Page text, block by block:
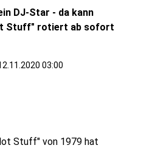
DJ-Star - da kann
Stuff" rotiert ab sofort
03:00
Stuff" von 1979 hat